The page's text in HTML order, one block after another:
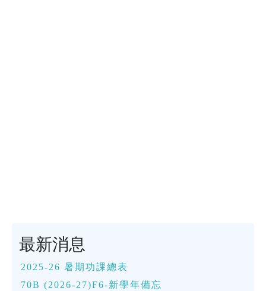
最新消息
2025-26 暑期功課總表
70B (2026-27)F6-新學年備忘